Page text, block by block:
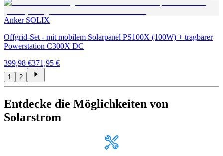
Anker SOLIX
Offgrid-Set - mit mobilem Solarpanel PS100X (100W) + tragbarer
Powerstation C300X DC
399,98 €371,95 €
1 2
Entdecke die Möglichkeiten von
Solarstrom